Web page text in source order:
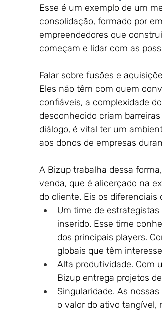
Esse é um exemplo de um
consolidação, formado por
empreendedores que
começam e lidar com as
Falar sobre fusões e
Eles não têm com quem
confiáveis, a complexidade
desconhecido criam
diálogo, é vital ter um
aos donos de empresas
A Bizup trabalha dessa
venda, que é alicerçado na
do cliente. Eis os diferenciais
Um time de
inserido. Esse time
dos principais players.
globais que têm
Alta produtividade. Com
Bizup entrega projetos
Singularidade. As
o valor do ativo tangível,